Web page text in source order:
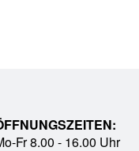
Fr 8.00 - 16.00 Uhr